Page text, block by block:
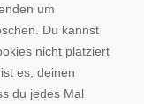
um
Du kannst
nicht platziert
es, deinen
du jedes Mal